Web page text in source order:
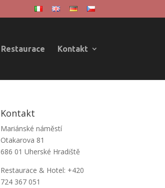
Restaurace Kontakt
Kontakt
Mariánské náměstí
Otakarova 81
686 01 Uherské Hradiště
Restaurace & Hotel: +420
724 367 051